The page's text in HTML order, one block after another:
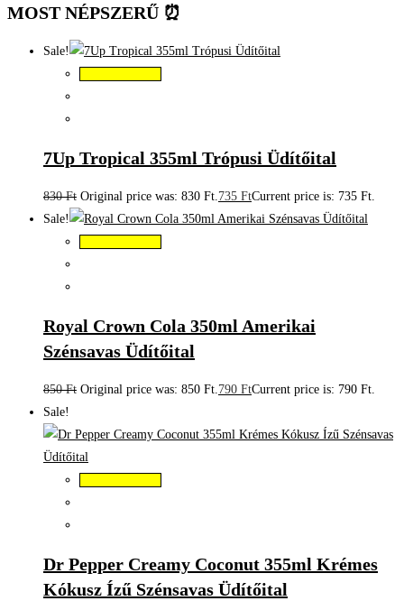
MOST NÉPSZERŰ ⏰
Sale!
7Up Tropical 355ml Trópusi Üdítőital
830Ft Original price was: 830 Ft.735 FtCurrent price is: 735 Ft.
Sale!
Royal Crown Cola 350ml Amerikai
Szénsavas Üdítőital
850Ft Original price was: 850 Ft.790 FtCurrent price is: 790 Ft.
Sale!
Dr Pepper Creamy Coconut 355ml Krémes
Kókusz Ízű Szénsavas Üdítőital